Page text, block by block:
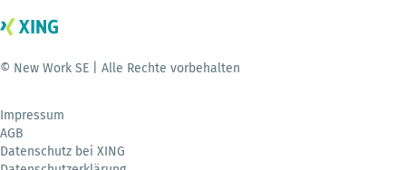
© New Work SE | Alle Rechte vorbehalten
Impressum
AGB
Datenschutz bei XING